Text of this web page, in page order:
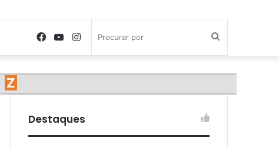
por
Instagram
YouTube
Facebook
Z
Destaques